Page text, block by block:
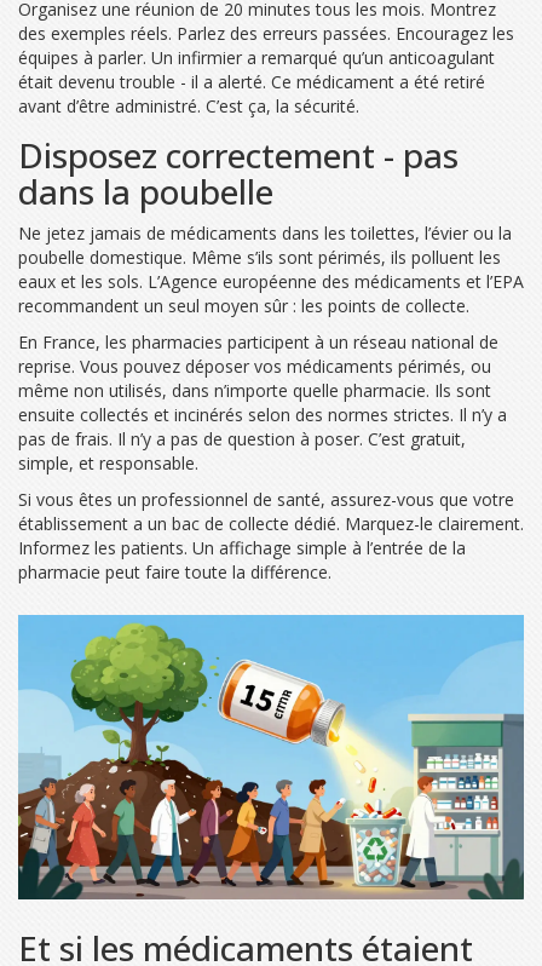
Organisez une réunion de 20 minutes tous les mois. Montrez
des exemples réels. Parlez des erreurs passées. Encouragez les
équipes à parler. Un infirmier a remarqué qu’un anticoagulant
était devenu trouble - il a alerté. Ce médicament a été retiré
avant d’être administré. C’est ça, la sécurité.
Disposez correctement - pas
dans la poubelle
Ne jetez jamais de médicaments dans les toilettes, l’évier ou la
poubelle domestique. Même s’ils sont périmés, ils polluent les
eaux et les sols. L’Agence européenne des médicaments et l’EPA
recommandent un seul moyen sûr : les points de collecte.
En France, les pharmacies participent à un réseau national de
reprise. Vous pouvez déposer vos médicaments périmés, ou
même non utilisés, dans n’importe quelle pharmacie. Ils sont
ensuite collectés et incinérés selon des normes strictes. Il n’y a
pas de frais. Il n’y a pas de question à poser. C’est gratuit,
simple, et responsable.
Si vous êtes un professionnel de santé, assurez-vous que votre
établissement a un bac de collecte dédié. Marquez-le clairement.
Informez les patients. Un affichage simple à l’entrée de la
pharmacie peut faire toute la différence.
Et si les médicaments étaient